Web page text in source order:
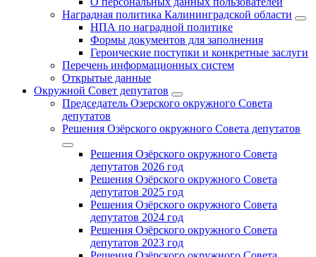
Наградная политика Калининградской области
НПА по наградной политике
Формы документов для заполнения
Героические поступки и конкретные заслуги
Перечень информационных систем
Открытые данные
Окружной Совет депутатов
Председатель Озерского окружного Совета
депутатов
Решения Озёрского окружного Совета депутатов
Решения Озёрского окружного Совета
депутатов 2026 год
Решения Озёрского окружного Совета
депутатов 2025 год
Решения Озёрского окружного Совета
депутатов 2024 год
Решения Озёрского окружного Совета
депутатов 2023 год